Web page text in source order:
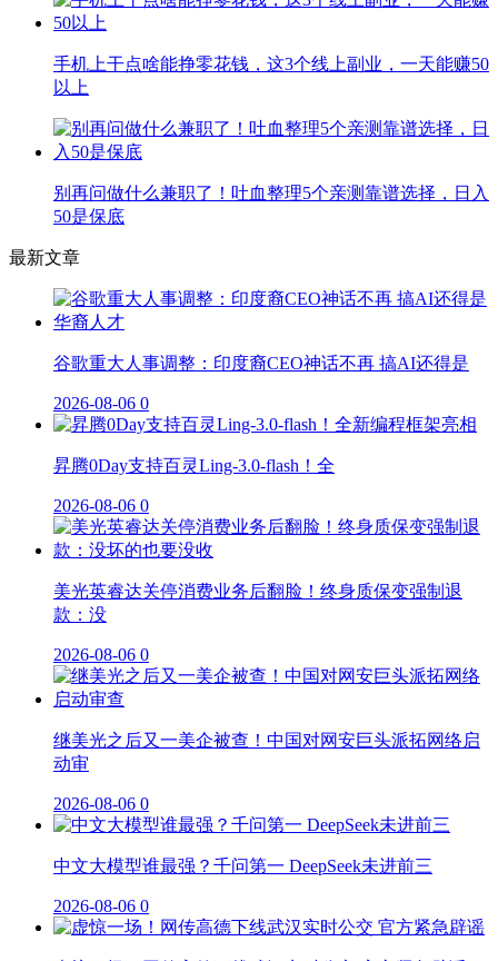
手机上干点啥能挣零花钱，这3个线上副业，一天能赚50
以上
别再问做什么兼职了！吐血整理5个亲测靠谱选择，日入
50是保底
最新文章
谷歌重大人事调整：印度裔CEO神话不再 搞AI还得是
2026-08-06 0
昇腾0Day支持百灵Ling-3.0-flash！全
2026-08-06 0
美光英睿达关停消费业务后翻脸！终身质保变强制退
款：没
2026-08-06 0
继美光之后又一美企被查！中国对网安巨头派拓网络启
动审
2026-08-06 0
中文大模型谁最强？千问第一 DeepSeek未进前三
2026-08-06 0